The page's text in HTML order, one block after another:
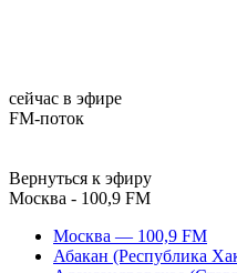
сейчас в эфире
FM-поток
Вернуться к эфиру
Москва - 100,9 FM
Москва — 100,9 FM
Абакан (Республика